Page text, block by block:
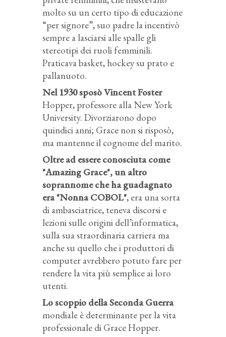
molto su un certo tipo di educazione
“per signore”, suo padre la incentivò
sempre a lasciarsi alle spalle gli
stereotipi dei ruoli femminili.
Praticava basket, hockey su prato e
pallanuoto.
Nel 1930 sposò Vincent Foster
Hopper, professore alla New York
University. Divorziarono dopo
quindici anni; Grace non si risposò,
ma mantenne il cognome del marito.
Oltre ad essere conosciuta come
"Amazing Grace", un altro
soprannome che ha guadagnato
era "Nonna COBOL", era una sorta
di ambasciatrice, teneva discorsi e
lezioni sulle origini dell’informatica,
sulla sua straordinaria carriera ma
anche su quello che i produttori di
computer avrebbero potuto fare per
rendere la vita più semplice ai loro
utenti.
Lo scoppio della Seconda Guerra
mondiale è determinante per la vita
professionale di Grace Hopper.